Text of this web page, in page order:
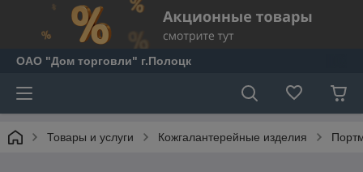
ОАО "Дом торговли" г.Полоцк
Товары и услуги Кожгалантерейные изделия